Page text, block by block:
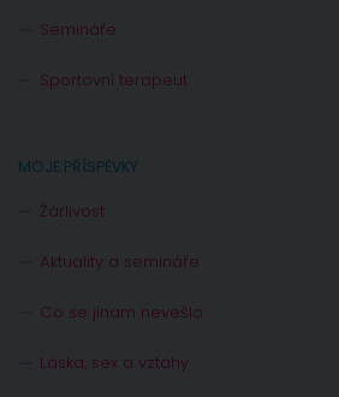
Semináře
Sportovní terapeut
MOJE PŘÍSPĚVKY
Žárlivost
Aktuality a semináře
Co se jinam nevešlo
Láska, sex a vztahy